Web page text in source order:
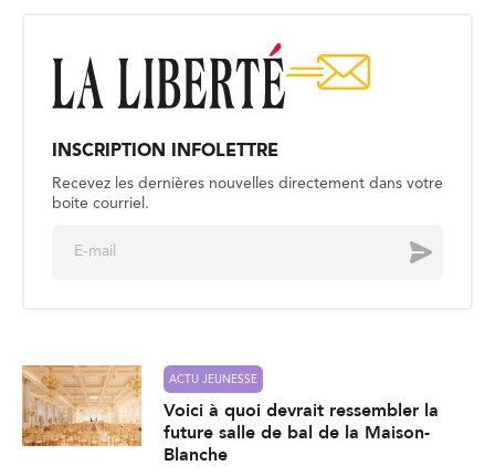
INSCRIPTION INFOLETTRE
Recevez les dernières nouvelles directement dans votre
boite courriel.
Envoyer
ACTU JEUNESSE
Voici à quoi devrait ressembler la
future salle de bal de la Maison-
Blanche